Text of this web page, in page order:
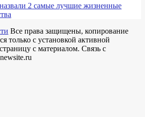
2 самые лучшие жизненные
Все права защищены, копирование
только с установкой активной
с материалом. Связь с